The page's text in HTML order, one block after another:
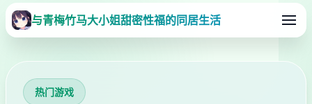
与青梅竹马大小姐甜密性福的同居生活
热门游戏